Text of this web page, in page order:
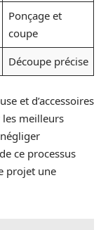
Ponçage et
coupe
Découpe précise
et d’accessoires
meilleurs
ce processus
projet une